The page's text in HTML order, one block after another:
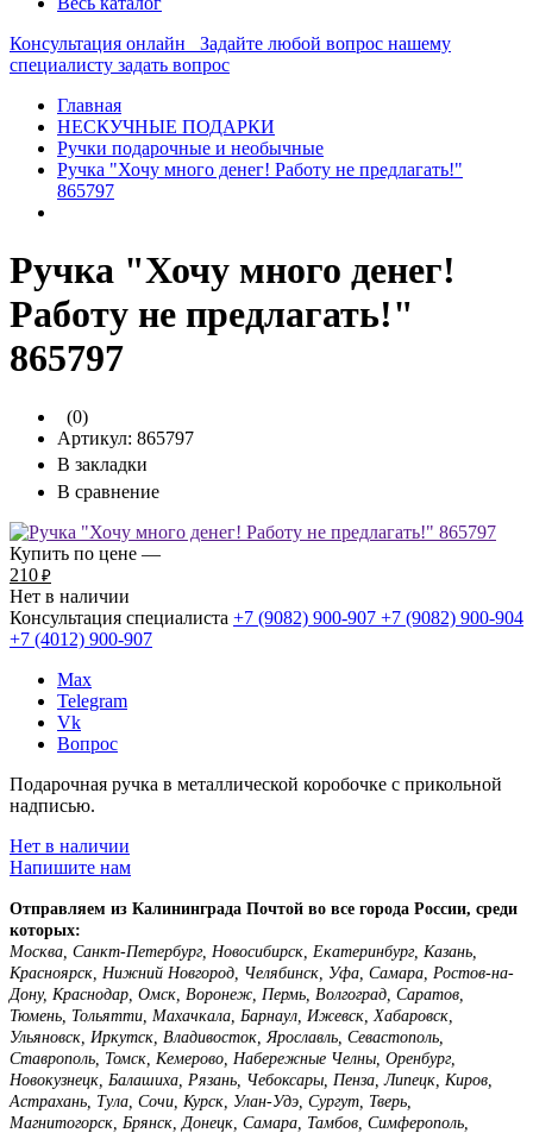
Консультация онлайн
Задайте любой вопрос нашему
специалисту задать вопрос
Главная
НЕСКУЧНЫЕ ПОДАРКИ
Ручки подарочные и необычные
Ручка "Хочу много денег! Работу не предлагать!"
865797
Ручка "Хочу много денег!
Работу не предлагать!"
865797
(0)
Артикул: 865797
В закладки
В сравнение
Купить по цене —
210 ₽
Нет в наличии
Консультация специалиста +7 (9082) 900-907 +7 (9082) 900-904
+7 (4012) 900-907
Max
Telegram
Vk
Вопрос
Подарочная ручка в металлической коробочке с прикольной
надписью.
Нет в наличии
Напишите нам
Отправляем из Калининграда Почтой во все города России, среди
которых:
Москва, Санкт-Петербург, Новосибирск, Екатеринбург, Казань,
Красноярск, Нижний Новгород, Челябинск, Уфа, Самара, Ростов-на-
Дону, Краснодар, Омск, Воронеж, Пермь, Волгоград, Саратов,
Тюмень, Тольятти, Махачкала, Барнаул, Ижевск, Хабаровск,
Ульяновск, Иркутск, Владивосток, Ярославль, Севастополь,
Ставрополь, Томск, Кемерово, Набережные Челны, Оренбург,
Новокузнецк, Балашиха, Рязань, Чебоксары, Пенза, Липецк, Киров,
Астрахань, Тула, Сочи, Курск, Улан-Удэ, Сургут, Тверь,
Магнитогорск, Брянск, Донецк, Самара, Тамбов, Симферополь,